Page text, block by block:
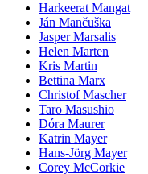
Harkeerat Mangat
Ján Mančuška
Jasper Marsalis
Helen Marten
Kris Martin
Bettina Marx
Christof Mascher
Taro Masushio
Dóra Maurer
Katrin Mayer
Hans-Jörg Mayer
Corey McCorkie